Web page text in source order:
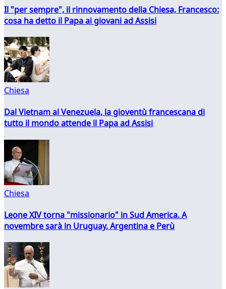
Il "per sempre", il rinnovamento della Chiesa, Francesco:
cosa ha detto il Papa ai giovani ad Assisi
Chiesa
Dal Vietnam al Venezuela, la gioventù francescana di
tutto il mondo attende il Papa ad Assisi
Chiesa
Leone XIV torna "missionario" in Sud America. A
novembre sarà in Uruguay, Argentina e Perù